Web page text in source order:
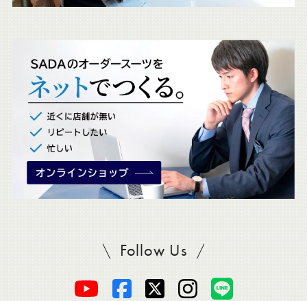
ェ
Follow UsSADAをフォロー
オ
オ
オ
オ